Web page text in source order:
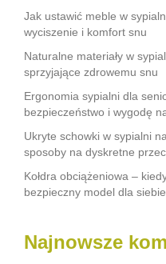
Jak ustawić meble w
wyciszenie i komfort snu
Naturalne materiały w
sprzyjające zdrowemu snu
Ergonomia sypialni dla
bezpieczeństwo i wygodę
Ukryte schowki w sypialni
sposoby na dyskretne
Kołdra obciążeniowa –
bezpieczny model dla siebie
Najnowsze